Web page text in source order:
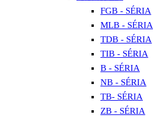
FGB - SÉRIA
MLB - SÉRIA
TDB - SÉRIA
TIB - SÉRIA
B - SÉRIA
NB - SÉRIA
TB- SÉRIA
ZB - SÉRIA